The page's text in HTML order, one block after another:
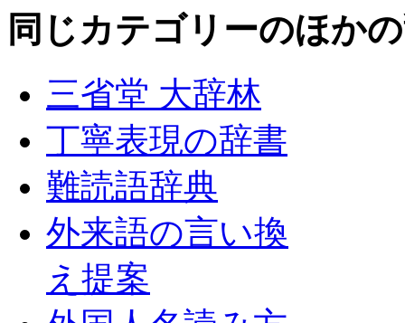
同じカテゴリーのほか
三省堂 大辞林
丁寧表現の辞書
難読語辞典
外来語の言い換
え提案